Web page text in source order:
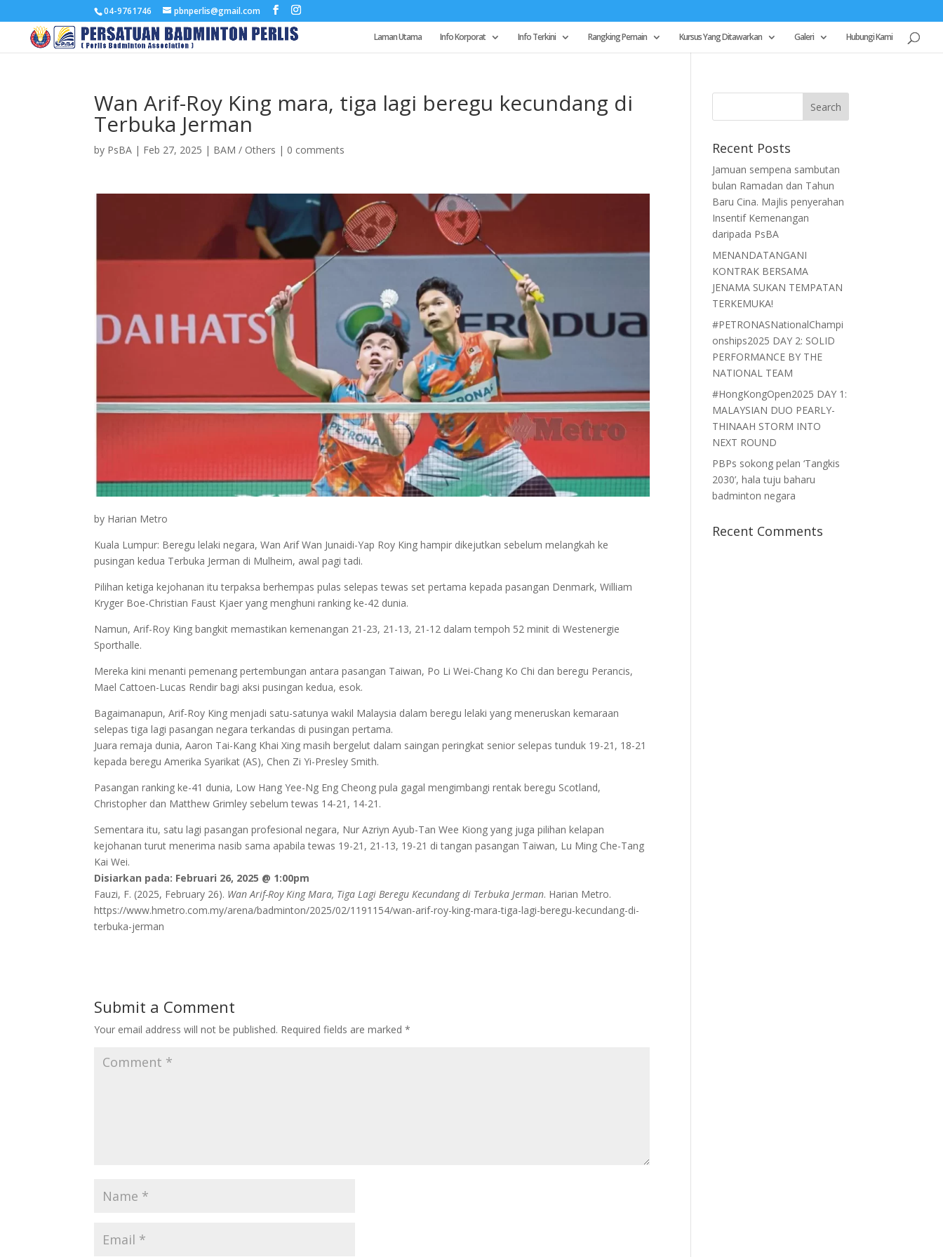
04-9761746 pbnperlis@gmail.com
Laman Utama Info Korporat Info Terkini Rangking Pemain Kursus Yang Ditawarkan Galeri Hubungi Kami
Wan Arif-Roy King mara, tiga lagi beregu kecundang di
Terbuka Jerman
by PsBA | Feb 27, 2025 | BAM / Others | 0 comments
by Harian Metro
Kuala Lumpur: Beregu lelaki negara, Wan Arif Wan Junaidi-Yap Roy King hampir dikejutkan sebelum melangkah ke
pusingan kedua Terbuka Jerman di Mulheim, awal pagi tadi.
Pilihan ketiga kejohanan itu terpaksa berhempas pulas selepas tewas set pertama kepada pasangan Denmark, William
Kryger Boe-Christian Faust Kjaer yang menghuni ranking ke-42 dunia.
Namun, Arif-Roy King bangkit memastikan kemenangan 21-23, 21-13, 21-12 dalam tempoh 52 minit di Westenergie
Sporthalle.
Mereka kini menanti pemenang pertembungan antara pasangan Taiwan, Po Li Wei-Chang Ko Chi dan beregu Perancis,
Mael Cattoen-Lucas Rendir bagi aksi pusingan kedua, esok.
Bagaimanapun, Arif-Roy King menjadi satu-satunya wakil Malaysia dalam beregu lelaki yang meneruskan kemaraan
selepas tiga lagi pasangan negara terkandas di pusingan pertama.
Juara remaja dunia, Aaron Tai-Kang Khai Xing masih bergelut dalam saingan peringkat senior selepas tunduk 19-21, 18-21
kepada beregu Amerika Syarikat (AS), Chen Zi Yi-Presley Smith.
Pasangan ranking ke-41 dunia, Low Hang Yee-Ng Eng Cheong pula gagal mengimbangi rentak beregu Scotland,
Christopher dan Matthew Grimley sebelum tewas 14-21, 14-21.
Sementara itu, satu lagi pasangan profesional negara, Nur Azriyn Ayub-Tan Wee Kiong yang juga pilihan kelapan
kejohanan turut menerima nasib sama apabila tewas 19-21, 21-13, 19-21 di tangan pasangan Taiwan, Lu Ming Che-Tang
Kai Wei.
Disiarkan pada: Februari 26, 2025 @ 1:00pm
Fauzi, F. (2025, February 26). Wan Arif-Roy King Mara, Tiga Lagi Beregu Kecundang di Terbuka Jerman. Harian Metro.
https://www.hmetro.com.my/arena/badminton/2025/02/1191154/wan-arif-roy-king-mara-tiga-lagi-beregu-kecundang-di-
terbuka-jerman
Submit a Comment
Your email address will not be published. Required fields are marked*
Recent Posts
Jamuan sempena sambutan
bulan Ramadan dan Tahun
Baru Cina. Majlis penyerahan
Insentif Kemenangan
daripada PsBA
MENANDATANGANI
KONTRAK BERSAMA
JENAMA SUKAN TEMPATAN
TERKEMUKA!
#PETRONASNationalChampi
onships2025 DAY 2: SOLID
PERFORMANCE BY THE
NATIONAL TEAM
#HongKongOpen2025 DAY 1:
MALAYSIAN DUO PEARLY-
THINAAH STORM INTO
NEXT ROUND
PBPs sokong pelan ‘Tangkis
2030’, hala tuju baharu
badminton negara
Recent Comments